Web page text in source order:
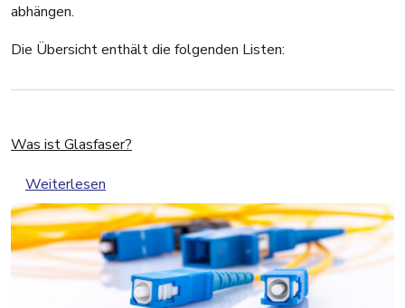
abhängen.
Die Übersicht enthält die folgenden Listen:
Was ist Glasfaser?
Weiterlesen